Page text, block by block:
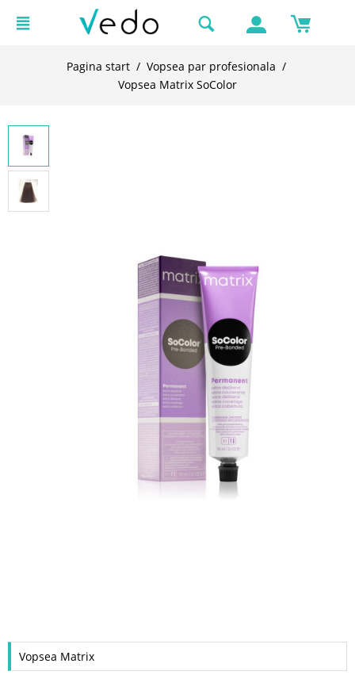
Pagina start / Vopsea par profesionala /
Vopsea Matrix SoColor
Vopsea Matrix